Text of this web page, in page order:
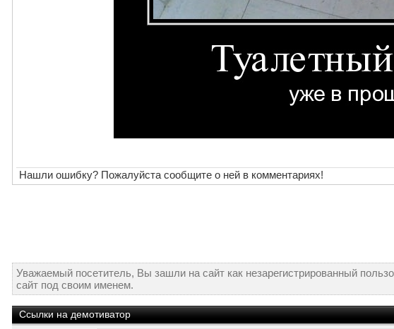
Нашли ошибку? Пожалуйста сообщите о ней в комментариях!
Уважаемый посетитель, Вы зашли на сайт как незарегистрированный
сайт под своим именем.
Ссылки на демотиватор